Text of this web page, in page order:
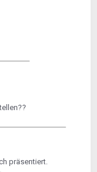
präsentiert.